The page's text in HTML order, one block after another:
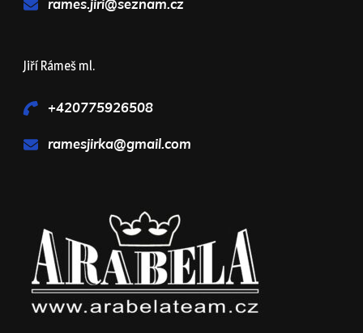
rames.jiri@seznam.cz
Jiří Rámeš ml.
+420775926508
ramesjirka@gmail.com